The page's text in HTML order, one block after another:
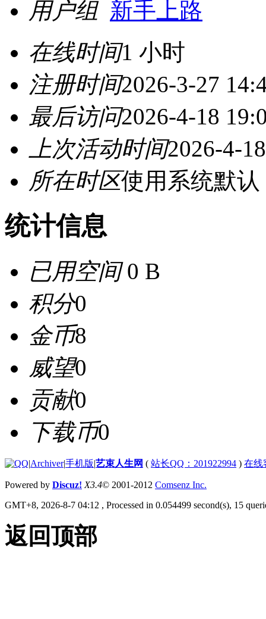
用户组 新手上路
在线时间1 小时
注册时间2026-3-27
最后访问2026-4-18
上次活动时间2026-4-
所在时区使用系统默认
统计信息
已用空间0 B
积分0
金币8
威望0
贡献0
下载币0
|Archiver|手机版|艺束人生网 ( 站长QQ：201922994 ) 在线
Powered by Discuz! X3.4© 2001-2012 Comsenz Inc.
GMT+8, 2026-8-7 04:12 , Processed in 0.054499 second(s), 15
返回顶部